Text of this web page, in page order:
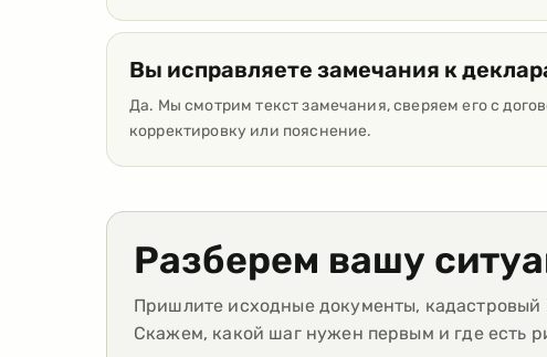
Вы исправляете замечания к
Да. Мы смотрим текст замечания, сверяем его с
корректировку или пояснение.
Разберем вашу
Пришлите исходные документы, кадастровый
Скажем, какой шаг нужен первым и где есть